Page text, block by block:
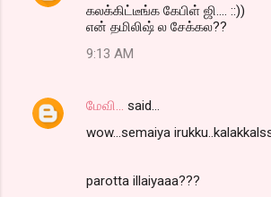
கலக்கிட்டீங்க கேபிள் ஜி.... ::))
என் தமிலிஷ் ல சேக்கல??
9:13 AM
மேவி...
said…
wow...semaiya
parotta illaiyaaa???